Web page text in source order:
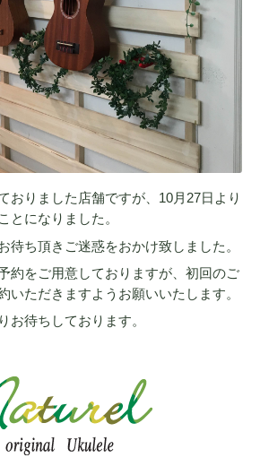
おりました店舗ですが、10月27日より
とになりました。
待ち頂きご迷惑をおかけ致しました。
約をご用意しておりますが、初回のご
いただきますようお願いいたします。
お待ちしております。